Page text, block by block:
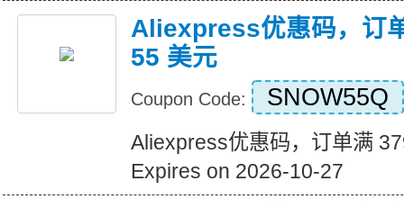
Aliexpress优惠码，订
55 美元
Coupon Code: SNOW55Q
Aliexpress优惠码，订单满
Expires on 2026-10-27